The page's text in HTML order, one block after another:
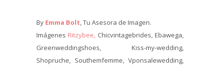
By Emma Bolt, Tu Asesora de Imagen.
Imágenes Ritzybee, Chicvintagebrides, Ebawega,
Greenweddingshoes, Kiss-my-wedding,
Shopruche, Southemfemme, Vponsalewedding,